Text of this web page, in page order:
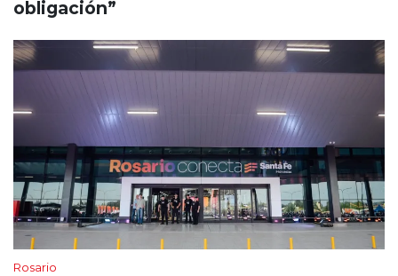
obligación”
Rosario